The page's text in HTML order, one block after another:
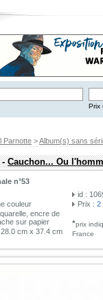
Prix
Parnotte >Album(s) sans
-Cauchon... Ou
n°53
couleur
encre de
sur papier
cm x 37.4 cm
id :
Prix :2
*prix
France